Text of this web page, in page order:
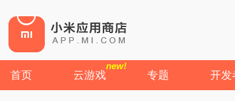
首页 云游戏
new!
专题 开发